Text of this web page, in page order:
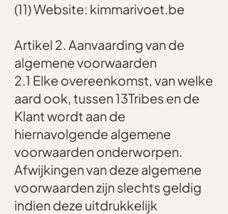
(11) Website: kimmarivoet.be
Artikel 2. Aanvaarding van de
algemene voorwaarden
2.1 Elke overeenkomst, van welke
aard ook, tussen 13Tribes en de
Klant wordt aan de
hiernavolgende algemene
voorwaarden onderworpen.
Afwijkingen van deze algemene
voorwaarden zijn slechts geldig
indien deze uitdrukkelijk